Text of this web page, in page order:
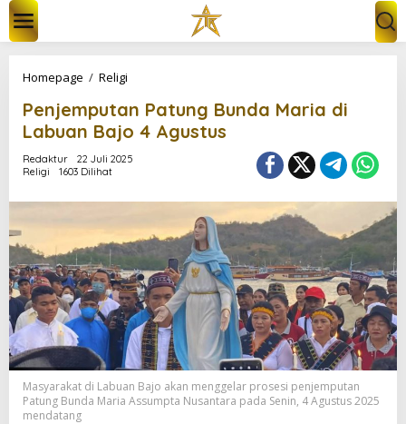
w
Homepage / Religi
n
j
e
m
t
n
P
a
t
u
n
g
B
u
n
d
Penjemputan Patung Bunda Maria di
Labuan Bajo 4 Agustus
Redaktur
22 Juli 2025
Religi
1603 Dilihat
Masyarakat di Labuan Bajo akan menggelar prosesi penjemputan
Patung Bunda Maria Assumpta Nusantara pada Senin, 4 Agustus 2025
mendatang